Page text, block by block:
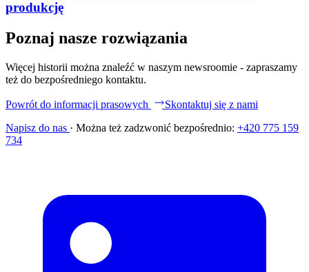
produkcję
Poznaj nasze rozwiązania
Więcej historii można znaleźć w naszym newsroomie - zapraszamy
też do bezpośredniego kontaktu.
Powrót do informacji prasowych
Skontaktuj się z nami
Napisz do nas · Można też zadzwonić bezpośrednio: +420 775 159
734